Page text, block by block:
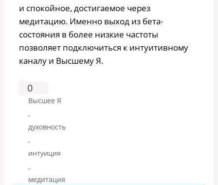
и спокойное, достигаемое через
медитацию. Именно выход из бета-
состояния в более низкие частоты
позволяет подключиться к интуитивному
каналу и Высшему Я.
Высшее Я
,
духовность
,
интуиция
,
медитация
0